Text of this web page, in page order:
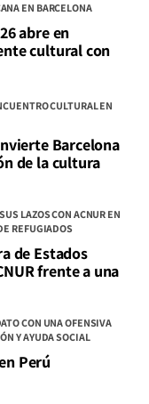
EN BARCELONA
abre en
cultural con
CULTURAL EN
Barcelona
de la cultura
LAZOS CON ACNUR EN
REFUGIADOS
de Estados
frente a una
CON UNA OFENSIVA
Y AYUDA SOCIAL
Perú